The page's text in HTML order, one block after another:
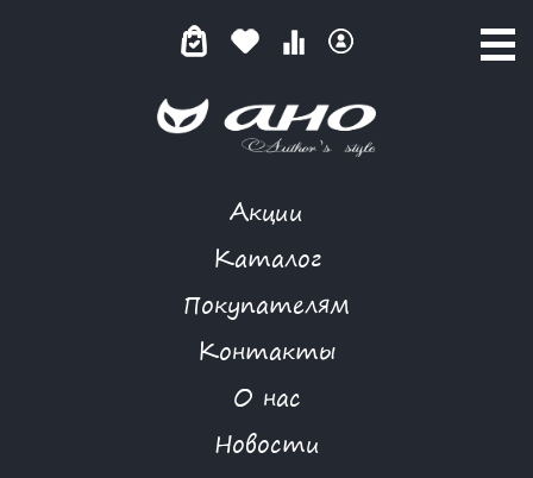
Акции
Каталог
Покупателям
Контакты
О нас
Новости
КАТАЛОГ ТОВАРОВ